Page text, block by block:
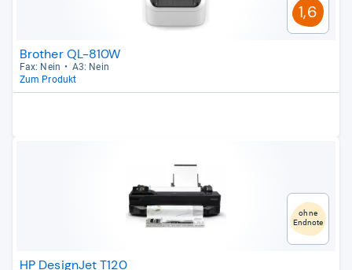
1,6
Brother QL-810W
Fax: Nein
A3: Nein
Zum Produkt
ohne
Endnote
HP DesignJet T120